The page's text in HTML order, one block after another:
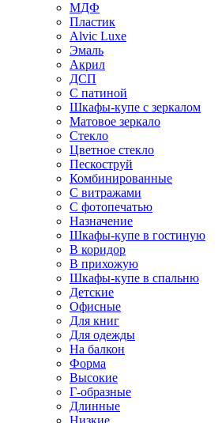
МДФ
Пластик
Alvic Luxe
Эмаль
Акрил
ДСП
С патиной
Шкафы-купе с зеркалом
Матовое зеркало
Стекло
Цветное стекло
Пескоструй
Комбинированные
С витражами
С фотопечатью
Назначение
Шкафы-купе в гостиную
В коридор
В прихожую
Шкафы-купе в спальню
Детские
Офисные
Для книг
Для одежды
На балкон
Форма
Высокие
Г-образные
Длинные
Низкие